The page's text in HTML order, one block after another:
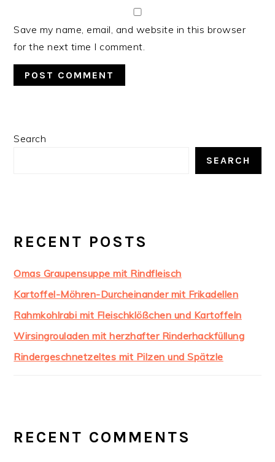
Save my name, email, and website in this browser
for the next time I comment.
PRIMARY
Search
SEARCH
RECENT POSTS
Omas Graupensuppe mit Rindfleisch
Kartoffel-Möhren-Durcheinander mit Frikadellen
Rahmkohlrabi mit Fleischklößchen und Kartoffeln
Wirsingrouladen mit herzhafter Rinderhackfüllung
Rindergeschnetzeltes mit Pilzen und Spätzle
RECENT COMMENTS